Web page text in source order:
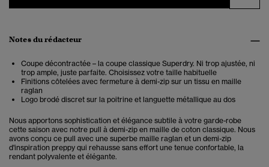
Notes du rédacteur
Coupe décontractée – la coupe classique Superdry. Ni trop ajustée, ni
trop ample, juste parfaite. Choisissez votre taille habituelle
Finitions côtelées avec fermeture à demi-zip sur un tissu en maille
raglan
Logo brodé discret sur la poitrine et languette métallique au dos
Nous apportons sophistication et élégance subtile à votre garde-robe
cette saison avec notre pull à demi-zip en maille de coton classique. Nous
avons conçu ce pull avec une superbe maille raglan et un demi-zip
d'inspiration preppy qui rehausse sans effort une tenue confortable, la
rendant polyvalente et élégante.